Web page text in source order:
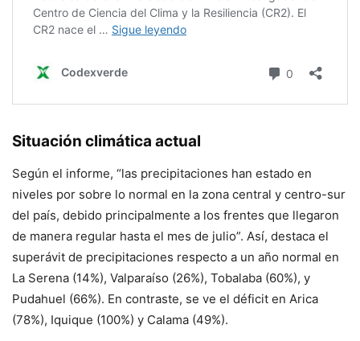
Situación climática actual
Según el informe, “las precipitaciones han estado en
niveles por sobre lo normal en la zona central y centro-sur
del país, debido principalmente a los frentes que llegaron
de manera regular hasta el mes de julio”. Así, destaca el
superávit de precipitaciones respecto a un año normal en
La Serena (14%), Valparaíso (26%), Tobalaba (60%), y
Pudahuel (66%). En contraste, se ve el déficit en Arica
(78%), Iquique (100%) y Calama (49%).